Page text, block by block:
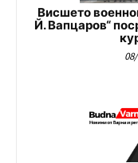
Висшето
Й. Вапцаров“